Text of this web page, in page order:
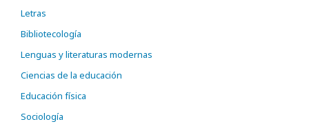
Letras
Bibliotecología
Lenguas y literaturas modernas
Ciencias de la educación
Educación física
Sociología